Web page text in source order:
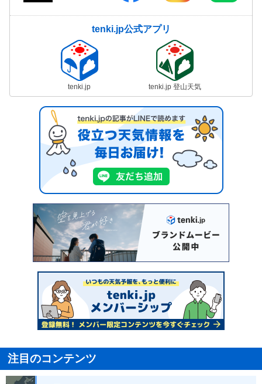
tenki.jp公式アプリ
tenki.jp tenki.jp 登山天気
注目のコンテンツ